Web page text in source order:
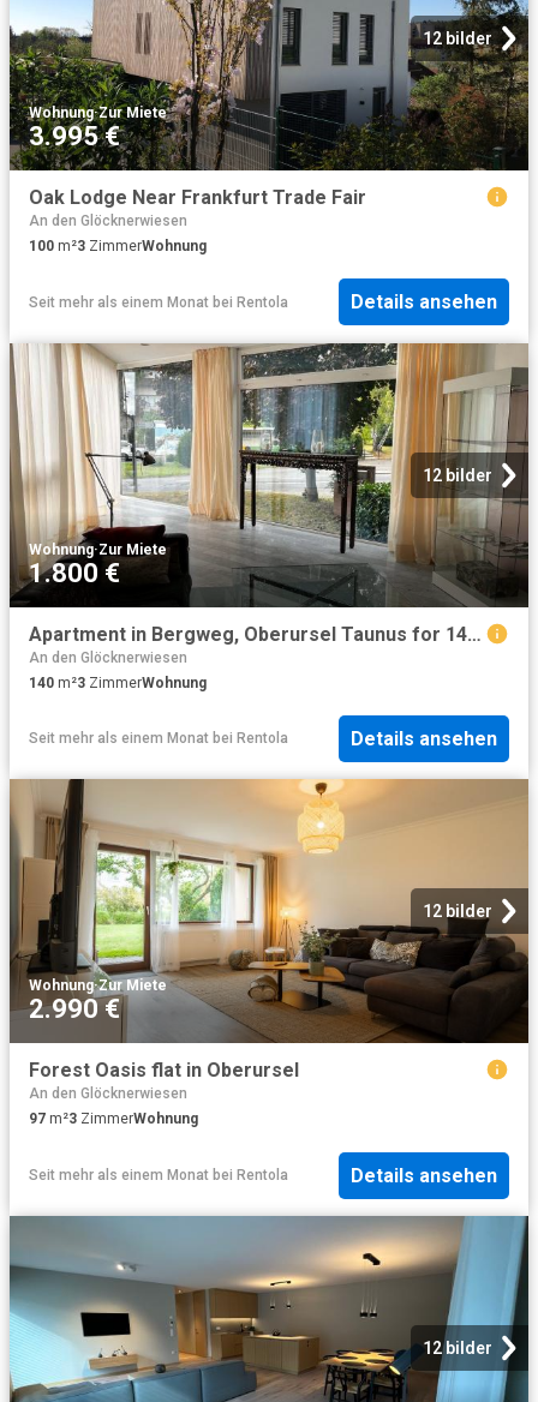
12 bilder
Wohnung·Zur Miete
3.995 €
Oak Lodge Near Frankfurt Trade Fair
An den Glöcknerwiesen
100 m²3 ZimmerWohnung
Seit mehr als einem Monat bei Rentola Details ansehen
12 bilder
Wohnung·Zur Miete
1.800 €
Apartment in Bergweg, Oberursel Taunus for 140 m² with 1 bedroom
An den Glöcknerwiesen
140 m²3 ZimmerWohnung
Seit mehr als einem Monat bei Rentola Details ansehen
12 bilder
Wohnung·Zur Miete
2.990 €
Forest Oasis flat in Oberursel
An den Glöcknerwiesen
97 m²3 ZimmerWohnung
Seit mehr als einem Monat bei Rentola Details ansehen
12 bilder